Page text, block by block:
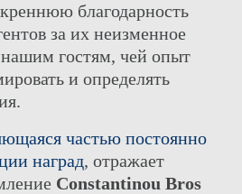
благодарность
за их неизменное
гостям, чей опыт
и определять
частью постоянно
наград, отражает
Constantinou Bros